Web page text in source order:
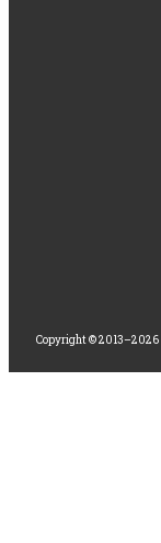
Copyright © 2013–2026